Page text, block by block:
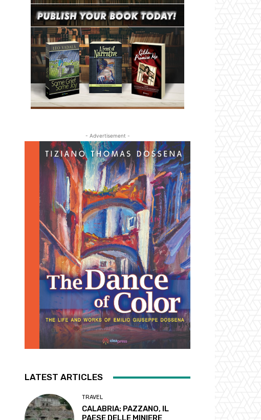
- Advertisement -
LATEST ARTICLES
TRAVEL
CALABRIA: PAZZANO, IL
PAESE DELLE MINIERE